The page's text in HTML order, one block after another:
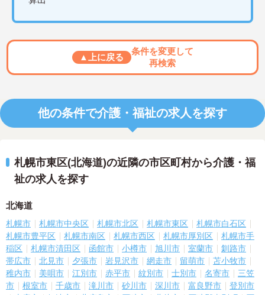
▲上に戻る
条件を変更して
再検索
他の条件で介護・福祉の求人を探す
札幌市東区(北海道)の近隣の市区町村から介護・福
祉の求人を探す
北海道
札幌市 札幌市中央区 札幌市北区 札幌市東区
札幌市白石区
札幌市豊平区
札幌市南区 札幌市西区 札幌市厚別区
札幌市手
稲区
札幌市清田区 函館市 小樽市 旭川市 室蘭市
釧路市
帯広市
北見市 夕張市 岩見沢市 網走市 留萌市
苫小牧市
稚内市
美唄市 江別市 赤平市 紋別市 士別市 名寄市
三笠
市
根室市 千歳市 滝川市 砂川市 深川市 富良野市
登別市